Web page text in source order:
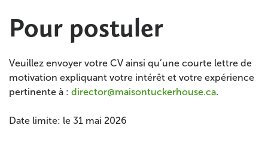
Pour postuler
Veuillez envoyer votre CV ainsi qu’une courte lettre de
motivation expliquant votre intérêt et votre expérience
pertinente à : director@maisontuckerhouse.ca.
Date limite: le 31 mai 2026